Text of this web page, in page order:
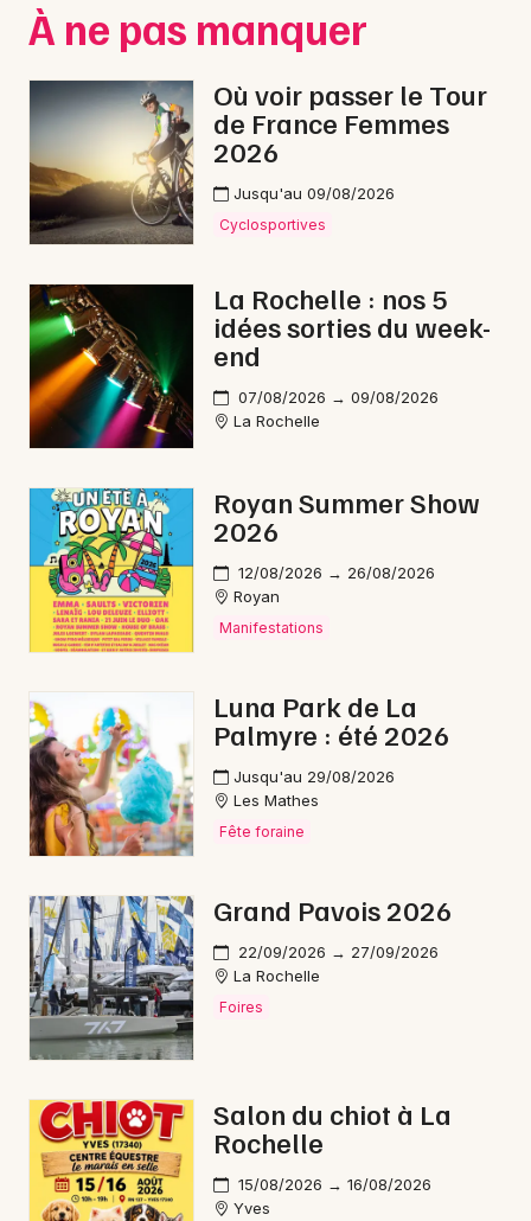
À ne pas manquer
Où voir passer le Tour
de France Femmes
2026
Jusqu'au 09/08/2026
Cyclosportives
La Rochelle : nos 5
idées sorties du week-
end
07/08/2026 → 09/08/2026
La Rochelle
Royan Summer Show
2026
12/08/2026 → 26/08/2026
Royan
Manifestations
Luna Park de La
Palmyre : été 2026
Jusqu'au 29/08/2026
Les Mathes
Fête foraine
Grand Pavois 2026
22/09/2026 → 27/09/2026
La Rochelle
Foires
Salon du chiot à La
Rochelle
15/08/2026 → 16/08/2026
Yves